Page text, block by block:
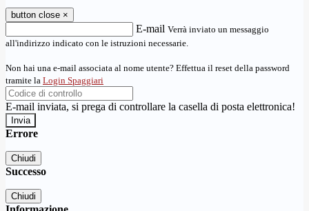
button close ×
E-mail Verrà inviato un messaggio
all'indirizzo indicato con le istruzioni necessarie.
Non hai una e-mail associata al nome utente? Effettua il reset della password
tramite la Login Spaggiari
E-mail inviata, si prega di controllare la casella di posta elettronica!
Errore
Chiudi
Successo
Chiudi